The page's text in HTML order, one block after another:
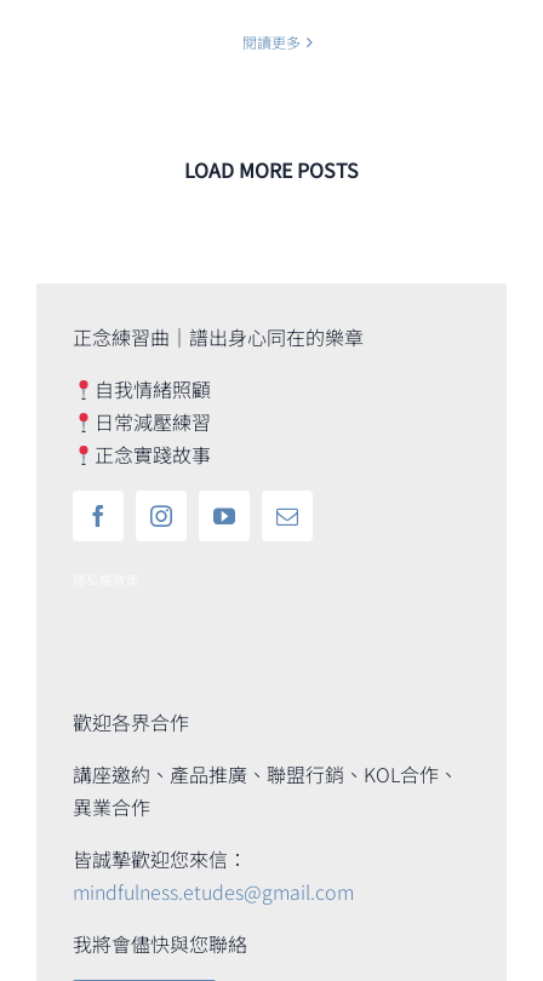
閱讀更多
LOAD MORE POSTS
正念練習曲｜譜出身心同在的樂章
自我情緒照顧
日常減壓練習
正念實踐故事
歡迎各界合作
講座邀約、產品推廣、聯盟行銷、KOL合作、
異業合作
皆誠摯歡迎您來信：
mindfulness.etudes@gmail.com
我將會儘快與您聯絡